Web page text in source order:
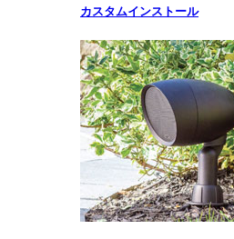
カスタムインストール